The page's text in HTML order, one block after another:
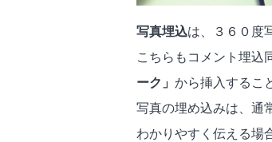
写真埋込は、３６０度
こちらもコメント埋込
ーク」 から挿入するこ
写真の埋め込みは、通
わかりやすく伝える場